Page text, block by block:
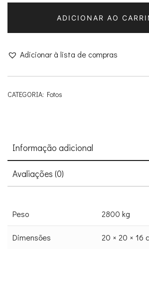
ADICIONAR AO
Adicionar à lista de compras
CATEGORIA: Fotos
Informação adicional
Avaliações (0)
Peso 2800 kg
Dimensões 20 × 20 × 16